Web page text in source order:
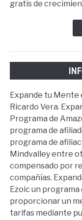
gratis de
Expande tu Mente
Ricardo Vera.
Programa de
programa de
programa de
Mindvalley entre
compensado por
compañías.
Ezoic un programa
proporcionar un
tarifas mediante